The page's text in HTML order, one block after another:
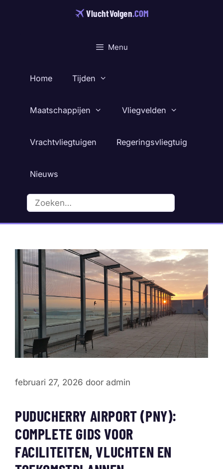
VluchtVolgen.COM
Menu
Home Tijden
Maatschappijen Vliegvelden
Vrachtvliegtuigen Regeringsvliegtuig
Nieuws
februari 27, 2026 door admin
PUDUCHERRY AIRPORT (PNY):
COMPLETE GIDS VOOR
FACILITEITEN, VLUCHTEN EN